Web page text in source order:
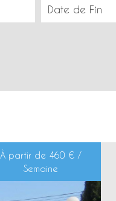
À partir de 460 € /
Semaine